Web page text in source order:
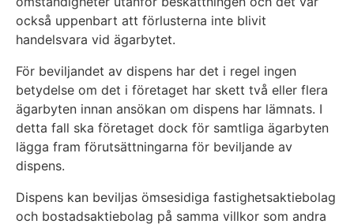
också uppenbart att förlusterna inte blivit
handelsvara vid ägarbytet.
För beviljandet av dispens har det i regel ingen
betydelse om det i företaget har skett två eller flera
ägarbyten innan ansökan om dispens har lämnats. I
detta fall ska företaget dock för samtliga ägarbyten
lägga fram förutsättningarna för beviljande av
dispens.
Dispens kan beviljas ömsesidiga fastighetsaktiebolag
och bostadsaktiebolag på samma villkor som andra